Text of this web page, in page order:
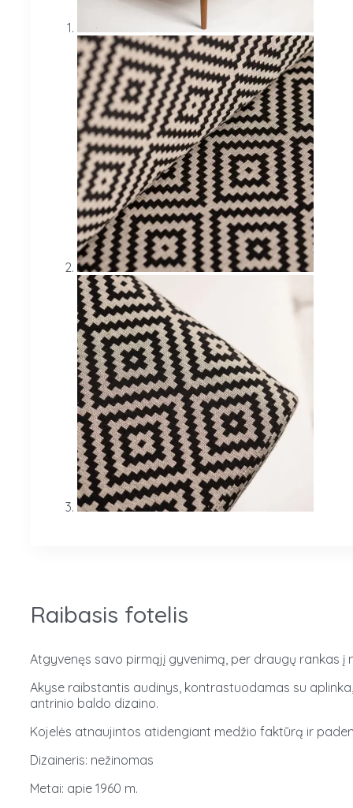
Raibasis fotelis
Atgyvenęs savo pirmąjį gyvenimą, per draugų rankas į
Akyse raibstantis audinys, kontrastuodamas su
antrinio baldo dizaino.
Kojelės atnaujintos atidengiant medžio faktūrą ir
Dizaineris: nežinomas
Metai: apie 1960 m.